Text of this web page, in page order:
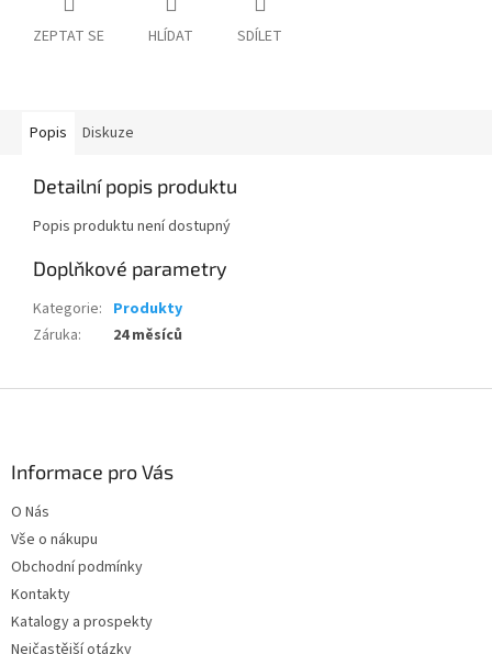
ZEPTAT SE HLÍDAT SDÍLET
Popis Diskuze
Detailní popis produktu
Popis produktu není dostupný
Doplňkové parametry
Kategorie: Produkty
Záruka: 24 měsíců
Informace pro Vás
O Nás
Vše o nákupu
Obchodní podmínky
Kontakty
Katalogy a prospekty